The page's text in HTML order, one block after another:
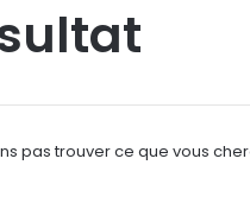
pas trouver ce que vous